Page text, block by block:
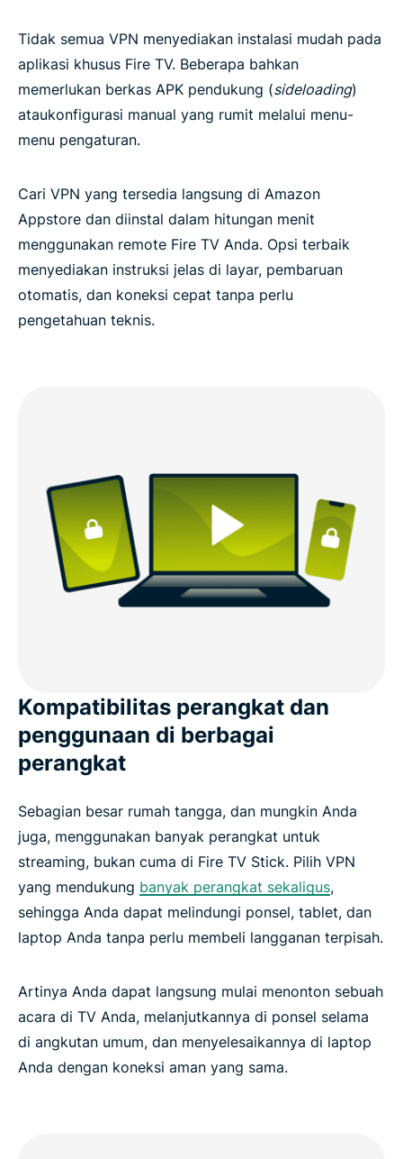
Tidak semua VPN menyediakan instalasi mudah pada
aplikasi khusus Fire TV. Beberapa bahkan
memerlukan berkas APK pendukung (sideloading)
ataukonfigurasi manual yang rumit melalui menu-
menu pengaturan.
Cari VPN yang tersedia langsung di Amazon
Appstore dan diinstal dalam hitungan menit
menggunakan remote Fire TV Anda. Opsi terbaik
menyediakan instruksi jelas di layar, pembaruan
otomatis, dan koneksi cepat tanpa perlu
pengetahuan teknis.
Kompatibilitas perangkat dan
penggunaan di berbagai
perangkat
Sebagian besar rumah tangga, dan mungkin Anda
juga, menggunakan banyak perangkat untuk
streaming, bukan cuma di Fire TV Stick. Pilih VPN
yang mendukung banyak perangkat sekaligus,
sehingga Anda dapat melindungi ponsel, tablet, dan
laptop Anda tanpa perlu membeli langganan terpisah.
Artinya Anda dapat langsung mulai menonton sebuah
acara di TV Anda, melanjutkannya di ponsel selama
di angkutan umum, dan menyelesaikannya di laptop
Anda dengan koneksi aman yang sama.